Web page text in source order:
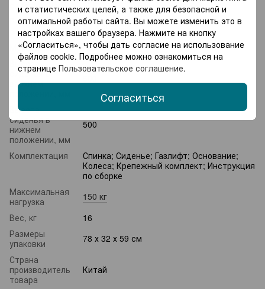
и статистических целей, а также для безопасной и
оптимальной работы сайта. Вы можете изменить это в
настройках вашего браузера. Нажмите на кнопку
«Согласиться», чтобы дать согласие на использование
файлов cookie. Подробнее можно ознакомиться на
странице Пользовательское соглашение.
Согласиться
сиденья (ШхГ)
Размеры
спинки (ВхШ)
52 х 50,5 см
Механизмы
Газ-лифт
Высота
сиденья в
верхнем
Высота
сиденья в
нижнем
положении, мм
500
Комплектация
Спинка; Сиденье; Газлифт; Основание;
Колеса; Крепежный комплект; Инструкция
по сборке
Максимальная
нагрузка
150 кг
Вес, кг
16
Размеры
упаковки
78 х 32 х 59 см
Страна
производитель
товара
Китай